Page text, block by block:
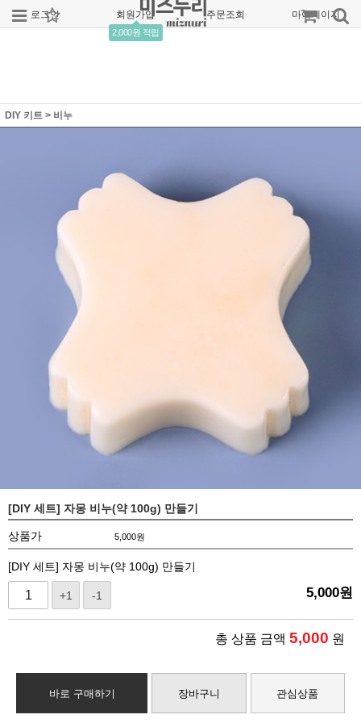
로그인 회원가입
2,000원 적립
주문조회 마이페이지
DIY 키트 > 비누
[DIY 세트] 자몽 비누(약 100g) 만들기
상품가 5,000원
[DIY 세트] 자몽 비누(약 100g) 만들기
+1 -1 5,000원
총 상품 금액 5,000 원
바로 구매하기 장바구니 관심상품